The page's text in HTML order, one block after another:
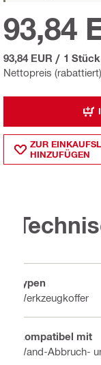
Nettopreis (rabattiert)
93,84
93,84 EUR / 1 Stück
ZUR
HINZUFÜGEN
Typen
Werkzeugkoffer
Kompatibel mit
Wand-Abbruch-